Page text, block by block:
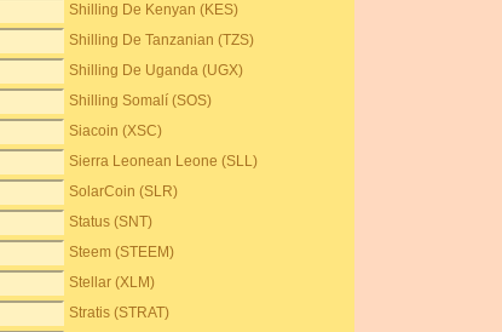
Shilling De Kenyan (KES)
Shilling De Tanzanian (TZS)
Shilling De Uganda (UGX)
Shilling Somalí (SOS)
Siacoin (XSC)
Sierra Leonean Leone (SLL)
SolarCoin (SLR)
Status (SNT)
Steem (STEEM)
Stellar (XLM)
Stratis (STRAT)